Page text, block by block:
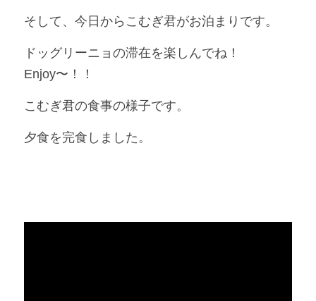
そして、今日からこむぎ君がお泊まりです。
ドッグリーニョの滞在を楽しんでね！
Enjoy〜！！
こむぎ君の食事の様子です。
夕食を完食しました。